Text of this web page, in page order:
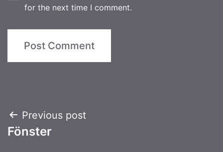
for the next time I comment.
Post
navigation
Previous post
Fönster